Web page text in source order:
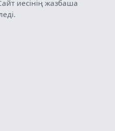
иесінің жазбаша